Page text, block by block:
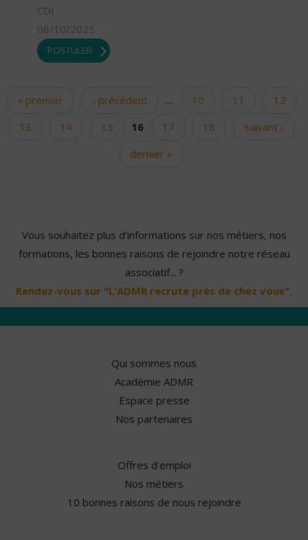
CDI
06/10/2025
POSTULER
Pages
« premier ‹ précédent … 10 11
12
13
14 15 16 17 18
suivant ›
dernier »
Vous souhaitez plus d'informations sur nos métiers, nos
formations, les bonnes raisons de rejoindre notre réseau
associatif... ?
Rendez-vous sur "L'ADMR recrute près de chez vous".
Qui sommes nous
Académie ADMR
Espace presse
Nos partenaires
Offres d'emploi
Nos métiers
10 bonnes raisons de nous rejoindre